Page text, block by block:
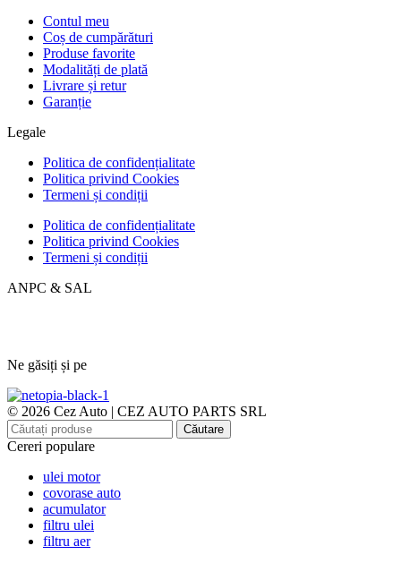
Contul meu
Coș de cumpărături
Produse favorite
Modalități de plată
Livrare și retur
Garanție
Legale
Politica de confidențialitate
Politica privind Cookies
Termeni și condiții
Politica de confidențialitate
Politica privind Cookies
Termeni și condiții
ANPC & SAL
Ne găsiți și pe
© 2026 Cez Auto | CEZ AUTO PARTS SRL
Căutare
Cereri populare
ulei motor
covorase auto
acumulator
filtru ulei
filtru aer